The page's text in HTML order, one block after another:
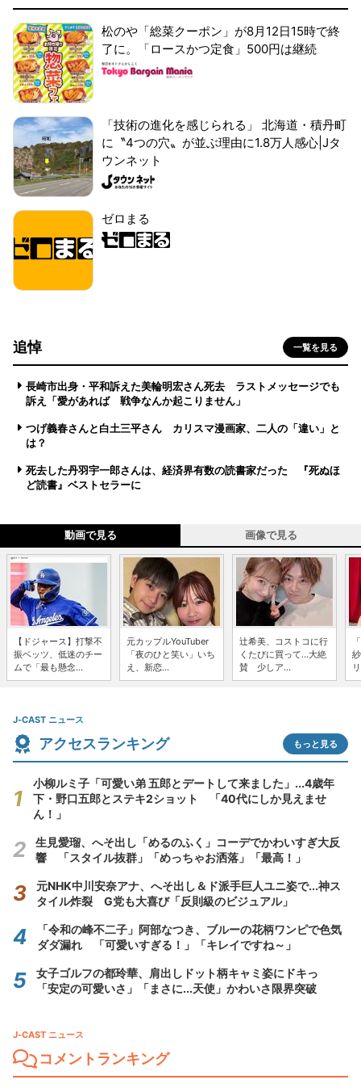
松のや「総菜クーポン」が8月12日15時で終
了に。「ロースかつ定食」500円は継続
「技術の進化を感じられる」 北海道・積丹町
に〝4つの穴〟が並ぶ理由に1.8万人感心|Jタ
ウンネット
ゼロまる
追悼 一覧を見る
長崎市出身・平和訴えた美輪明宏さん死去 ラストメッセージでも
訴え「愛があれば 戦争なんか起こりません」
つげ義春さんと白土三平さん カリスマ漫画家、二人の「違い」と
は？
死去した丹羽宇一郎さんは、経済界有数の読書家だった 『死ぬほ
ど読書』ベストセラーに
動画で見る 画像で見る
【ドジャース】打撃不
振ベッツ、低迷のチー
ムで「最も懸念...
元カップルYouTuber
「夜のひと笑い」いち
え、新恋...
辻希美、コストコに行
くたびに買って...大絶
賛 少しア...
J-CAST ニュース
アクセスランキング もっと見る
小柳ルミ子「可愛い弟 五郎とデートして来ました」...4歳年
下・野口五郎とステキ2ショット 「40代にしか見えませ
ん！」
生見愛瑠、へそ出し「めるのふく」コーデでかわいすぎ大反
響 「スタイル抜群」「めっちゃお洒落」「最高！」
元NHK中川安奈アナ、へそ出し＆ド派手巨人ユニ姿で...神ス
タイル炸裂 G党も大喜び「反則級のビジュアル」
「令和の峰不二子」阿部なつき、ブルーの花柄ワンピで色気
ダダ漏れ 「可愛いすぎる！」「キレイですね～」
女子ゴルフの都玲華、肩出しドット柄キャミ姿にドキっ
「安定の可愛いさ」「まさに...天使」かわいさ限界突破
J-CAST ニュース
コメントランキング